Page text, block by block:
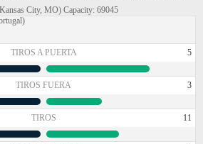
City, MO) Capacity: 69045
TIROS A PUERTA 5
TIROS FUERA 3
TIROS 11